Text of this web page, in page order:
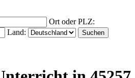
Ort oder PLZ:
Land: